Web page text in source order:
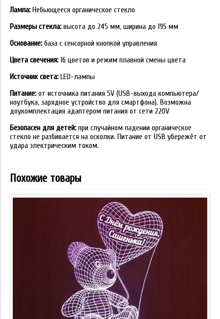
Лампа: Небьющееся органическое стекло
Размеры стекла: высота до 245 мм, ширина до 195 мм
Основание: база с сенсорной кнопкой управления
Цвета свечения: 16 цветов и режим плавной смены цвета
Источник света: LED-лампы
Питание: от источника питания 5V (USB-выхода компьютера/
ноутбука, зарядное устройство для смартфона). Возможна
доукомплектация адаптером питания от сети 220V
Безопасен для детей: при случайном падении органическое
стекло не разбивается на осколки. Питание от USB убережёт от
удара электрическим током.
Похожие товары